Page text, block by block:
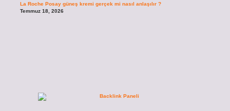
La Roche Posay güneş kremi gerçek mi nasıl anlaşılır ?
Temmuz 18, 2026